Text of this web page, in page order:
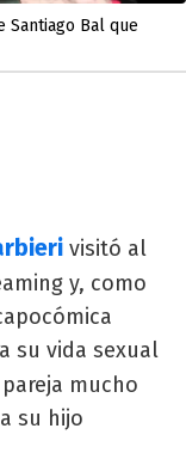
Santiago Bal que
visitó al
y, como
su vida sexual
mucho
su hijo